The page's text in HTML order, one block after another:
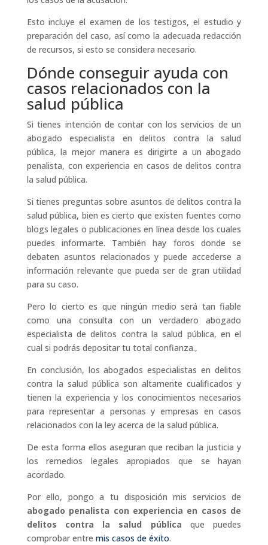
Esto incluye el examen de los testigos, el estudio y
preparación del caso, así como la adecuada redacción
de recursos, si esto se considera necesario.
Dónde conseguir ayuda con
casos relacionados con la
salud pública
Si tienes intención de contar con los servicios de un
abogado especialista en delitos contra la salud
pública, la mejor manera es dirigirte a un abogado
penalista, con experiencia en casos de delitos contra
la salud pública.
Si tienes preguntas sobre asuntos de delitos contra la
salud pública, bien es cierto que existen fuentes como
blogs legales o publicaciones en línea desde los cuales
puedes informarte. También hay foros donde se
debaten asuntos relacionados y puede accederse a
información relevante que pueda ser de gran utilidad
para su caso.
Pero lo cierto es que ningún medio será tan fiable
como una consulta con un verdadero abogado
especialista de delitos contra la salud pública, en el
cual si podrás depositar tu total confianza.,
En conclusión, los abogados especialistas en delitos
contra la salud pública son altamente cualificados y
tienen la experiencia y los conocimientos necesarios
para representar a personas y empresas en casos
relacionados con la ley acerca de la salud pública.
De esta forma ellos aseguran que reciban la justicia y
los remedios legales apropiados que se hayan
acordado.
Por ello, pongo a tu disposición mis servicios de
abogado penalista con experiencia en casos de
delitos contra la salud pública que puedes
comprobar entre mis casos de éxito.